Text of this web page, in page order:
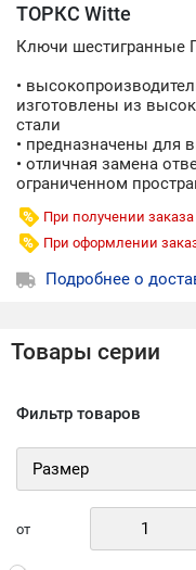
ТOРКС Witte
Ключи шестигранные
•
изготовлены из
стали
• предназначены для
• отличная замена
ограниченном
При получении
При оформлении
Подробнее о
Товары серии
Фильтр товаров
от